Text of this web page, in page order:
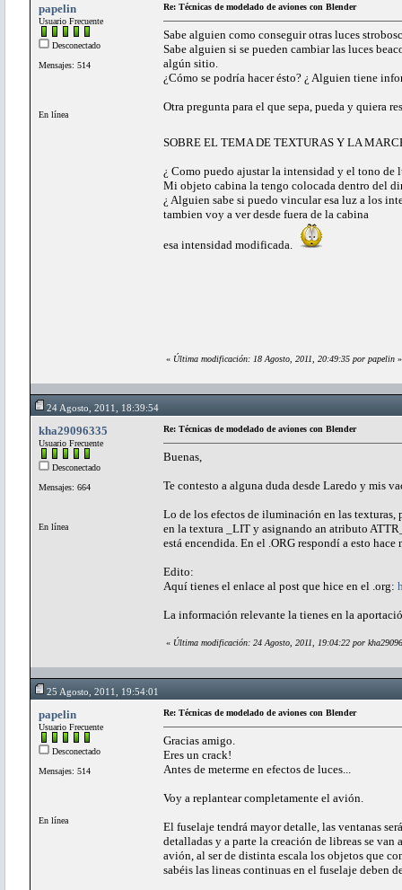
papelin
Usuario Frecuente
Desconectado
Mensajes: 514
En línea
Re: Técnicas de modelado de aviones con Blender
Sabe alguien como conseguir otras luces
Sabe alguien si se pueden cambiar las luces
algún sitio.
¿Cómo se podría hacer ésto? ¿ Alguien tiene
Otra pregunta para el que sepa, pueda y quiera
SOBRE EL TEMA DE TEXTURAS Y LA
¿ Como puedo ajustar la intensidad y el tono de
Mi objeto cabina la tengo colocada dentro del
¿ Alguien sabe si puedo vincular esa luz a los
tambien voy a ver desde fuera de la cabina
esa intensidad modificada.
« Última modificación: 18 Agosto, 2011, 20:49:35 por papelin »
24 Agosto, 2011, 18:39:54
kha29096335
Usuario Frecuente
Desconectado
Mensajes: 664
En línea
Re: Técnicas de modelado de aviones con Blender
Buenas,
Te contesto a alguna duda desde Laredo y mis
Lo de los efectos de iluminación en las texturas,
en la textura _LIT y asignando an atributo
está encendida. En el .ORG respondí a esto
Edito:
Aquí tienes el enlace al post que hice en el .org:
La información relevante la tienes en la
« Última modificación: 24 Agosto, 2011, 19:04:22 por
25 Agosto, 2011, 19:54:01
papelin
Usuario Frecuente
Desconectado
Mensajes: 514
En línea
Re: Técnicas de modelado de aviones con Blender
Gracias amigo.
Eres un crack!
Antes de meterme en efectos de luces...
Voy a replantear completamente el avión.
El fuselaje tendrá mayor detalle, las ventanas
detalladas y a parte la creación de libreas se van
avión, al ser de distinta escala los objetos que
sabéis las lineas continuas en el fuselaje deben